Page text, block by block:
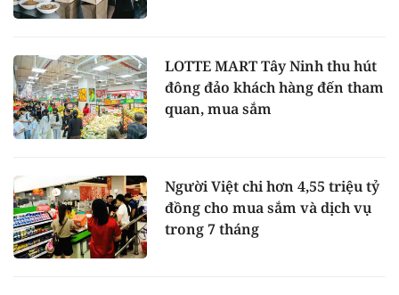
LOTTE MART Tây Ninh thu hút
đông đảo khách hàng đến tham
quan, mua sắm
Người Việt chi hơn 4,55 triệu tỷ
đồng cho mua sắm và dịch vụ
trong 7 tháng